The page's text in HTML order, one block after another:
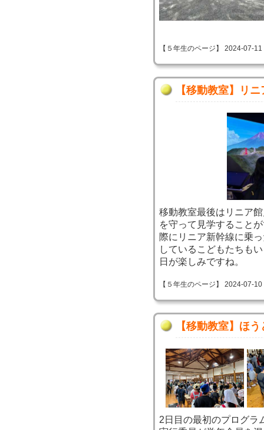
【５年生のページ】 2024-07-
【移動教室】リニ
移動教室最後はリニア
を守って見学すること
際にリニア新幹線に乗
しているこどもたちも
日が楽しみですね。
【５年生のページ】 2024-07-
【移動教室】ほ
2日目の最初のプログラ